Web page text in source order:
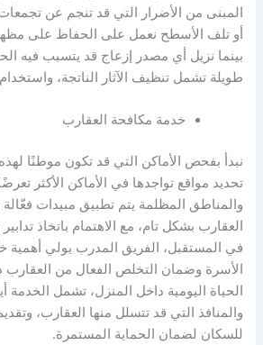
المبنى من الأضرار التي قد تنجم عن
أو تلف الأسطح نعمل على الحفاظ على
بينما نزيل أي مصدر إزعاج قد يتسبب فيه
طويلة تشمل تنظيف الآثار الناتجة،
خدمة مكافحة العقارب
نبدأ بفحص الأماكن التي قد تكون موطنًا
تحديد مواقع تواجدها في الأماكن الأكثر
والمناطق المظلمة يتم تطبيق مبيدات
العقارب بشكل تام، مع الاهتمام باتخاذ
في المستقبل، الفريق المدرب يولي أهمية
الأسرة وضمان التخلص الفعال من العقارب
الحياة اليومية داخل المنزل، تشمل الخدمة
والمنافذ التي قد تتسلل منها العقارب،
للسكان لضمان الحماية المستمرة.